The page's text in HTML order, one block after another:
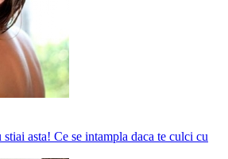
asta! Ce se intampla daca te culci cu